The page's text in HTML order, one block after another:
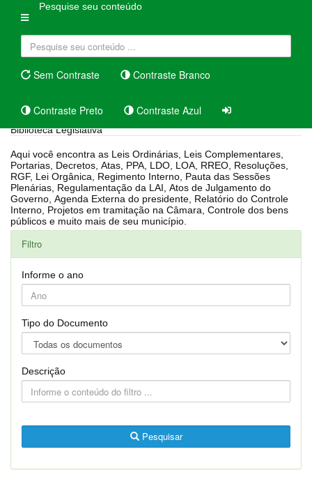
Pesquise seu conteúdo
Sem Contraste Contraste Branco
Contraste Preto Contraste Azul
Biblioteca Legislativa
Aqui você encontra as Leis Ordinárias, Leis Complementares,
Portarias, Decretos, Atas, PPA, LDO, LOA, RREO, Resoluções,
RGF, Lei Orgânica, Regimento Interno, Pauta das Sessões
Plenárias, Regulamentação da LAI, Atos de Julgamento do
Governo, Agenda Externa do presidente, Relatório do Controle
Interno, Projetos em tramitação na Câmara, Controle dos bens
públicos e muito mais de seu município.
Filtro
Informe o ano
Tipo do Documento
Descrição
Pesquisar